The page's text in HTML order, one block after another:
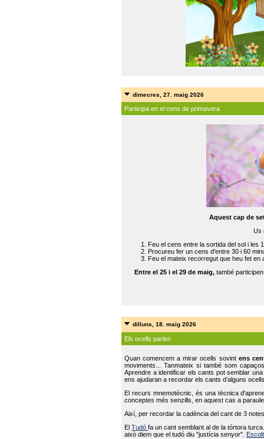
dimecres, 27. maig 2026
Participa en el cens de primavera
Aquest cap de
Us
Feu el cens entre la sortida del sol i les
Procureu fer un cens d'entre 30 i 60
Feu el mateix recorregut que heu fet en
Entre el 25 i el 29 de maig, també
dilluns, 18. maig 2026
Els ocells parlen
Quan comencem a mirar ocells sovint ens
moviments... Tanmateix si també som
Aprendre a identificar els cants pot semblar
ens ajudaran a recordar els cants d’alguns
El recurs mnemotècnic, és una tècnica
conceptes més senzills, en aquest cas a
Així, per recordar la cadència del cant de 3
ElTudófa un cant semblant al de la tórtora
això diem que el tudó diu "justícia senyor".